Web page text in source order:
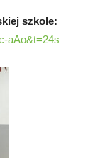
szkole:
aAo&t=24s